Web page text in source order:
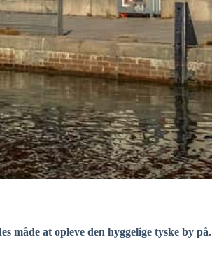
måde at opleve den hyggelige tyske by på.